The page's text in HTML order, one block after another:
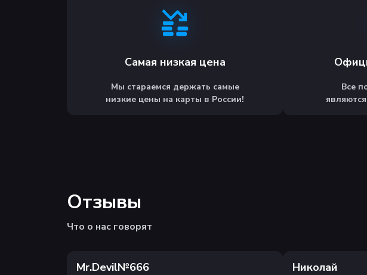
Самая низкая цена
Мы стараемся держать самые
низкие цены на карты в России!
Все
Отзывы
Что о нас говорят
Mr.Devil№666 Николай